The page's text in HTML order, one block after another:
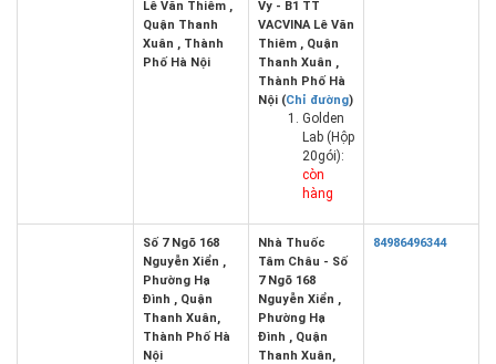
Lê Văn Thiêm ,
Quận Thanh
Xuân , Thành
Phố Hà Nội
Vy - B1 TT
VACVINA Lê Văn
Thiêm , Quận
Thanh Xuân ,
Thành Phố Hà
Nội (Chỉ đường)
Golden
Lab (Hộp
20gói):
còn
hàng
Số 7 Ngõ 168
Nguyễn Xiển ,
Phường Hạ
Đình , Quận
Thanh Xuân,
Thành Phố Hà
Nội
Nhà Thuốc
Tâm Châu - Số
7 Ngõ 168
Nguyễn Xiển ,
Phường Hạ
Đình , Quận
Thanh Xuân,
84986496344